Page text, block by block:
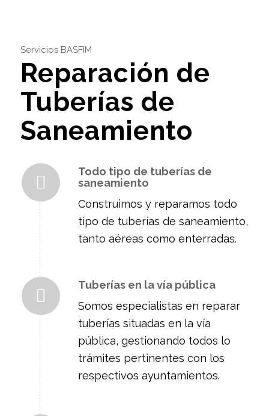
Servicios BASFIM
Reparación de
Tuberías de
Saneamiento
Todo tipo de tuberías de
saneamiento
Construimos y reparamos todo
tipo de tuberías de saneamiento,
tanto aéreas como enterradas.
Tuberías en la vía pública
Somos especialistas en reparar
tuberías situadas en la vía
pública, gestionando todos lo
trámites pertinentes con los
respectivos ayuntamientos.